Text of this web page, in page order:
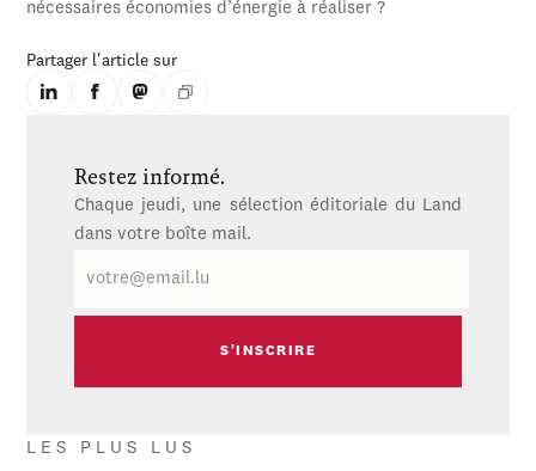
nécessaires économies d’énergie à réaliser ?
Partager l'article sur
Restez informé.
Chaque jeudi, une sélection éditoriale du Land
dans votre boîte mail.
mail
LES PLUS LUS